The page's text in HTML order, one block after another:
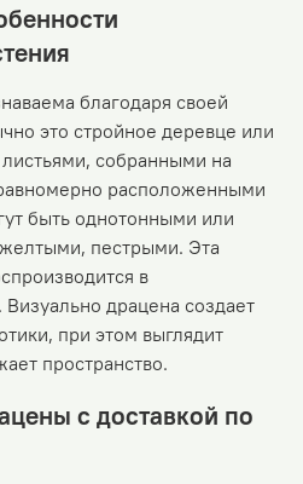
благодаря своей
это стройное деревце или
собранными на
расположенными
быть однотонными или
пестрыми. Эта
в
Визуально драцена создает
при этом выглядит
пространство.
с доставкой по